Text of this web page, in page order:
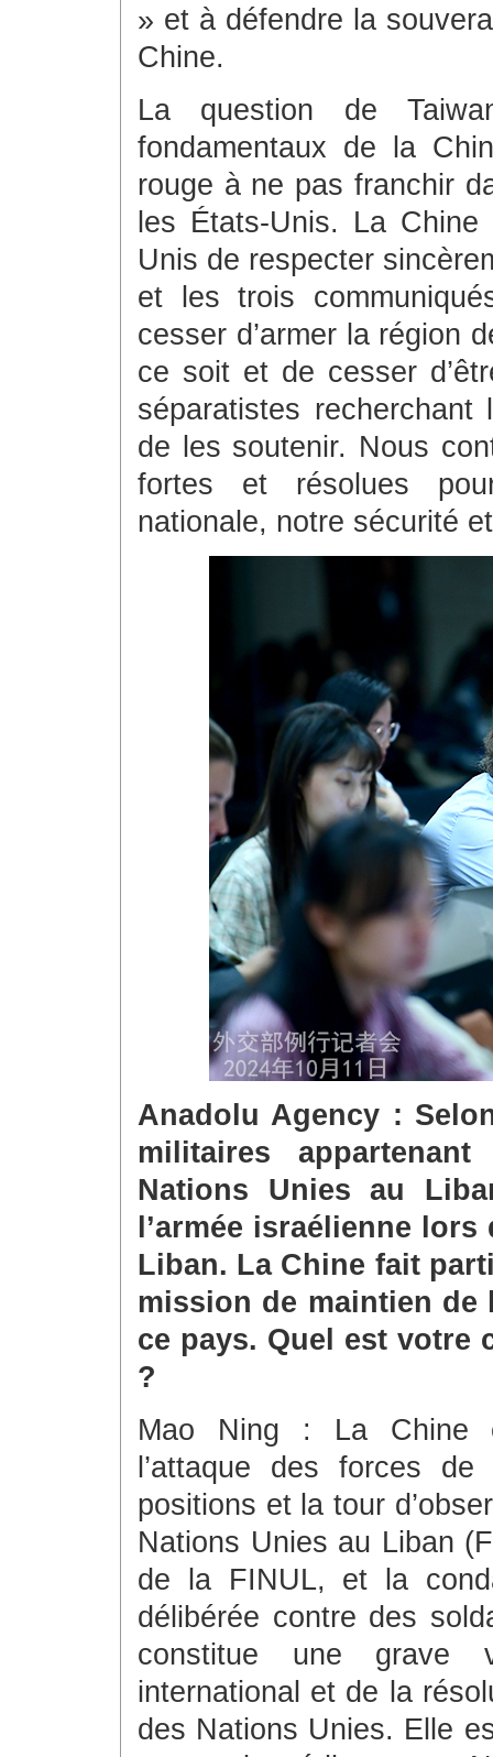
» et à défendre la
Chine.
La question de
fondamentaux de la
rouge à ne pas franchir
les États-Unis. La
Unis de respecter
et les trois
cesser d’armer la région
ce soit et de cesser
séparatistes recherchant
de les soutenir. Nous
fortes et résolues
nationale, notre sécurité
Anadolu Agency :
militaires
Nations Unies au
l’armée israélienne
Liban. La Chine fait
mission de maintien de
ce pays. Quel est votre
?
Mao Ning : La Chine
l’attaque des forces
positions et la tour
Nations Unies au Liban
de la FINUL, et la
délibérée contre des
constitue une grave
international et de la
des Nations Unies. Elle